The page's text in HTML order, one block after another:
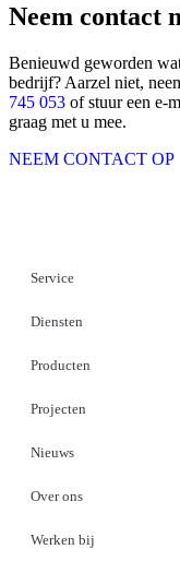
Neem contact
Benieuwd geworden
bedrijf? Aarzel niet,
745 053 of stuur een e-
graag met u mee.
NEEM CONTACT OP
Service
Diensten
Producten
Projecten
Nieuws
Over ons
Werken bij